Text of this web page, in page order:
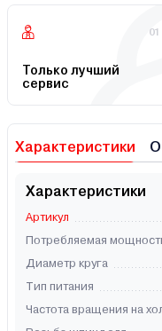
01
Только лучший
сервис
Характеристики О
Характеристики
Артикул
Потребляемая
Диаметр круга
Тип питания
Частота вращения на